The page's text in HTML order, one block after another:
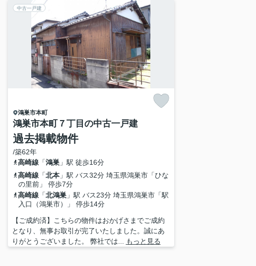
中古一戸建
鴻巣市本町
鴻巣市本町７丁目の中古一戸建
過去掲載物件
/築62年
高崎線「鴻巣」駅 徒歩16分
高崎線「北本」駅 バス32分 埼玉県鴻巣市「ひな
の里前」 停歩7分
高崎線「北鴻巣」駅 バス23分 埼玉県鴻巣市「駅
入口（鴻巣市）」 停歩14分
【ご成約済】こちらの物件はおかげさまでご成約
となり、無事お取引が完了いたしました。誠にあ
りがとうございました。 弊社では...
もっと見る